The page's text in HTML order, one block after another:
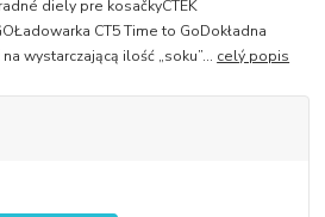
diely pre kosačkyCTEK
CT5 Time to GoDokładna
wystarczającą ilość „soku”... celý popis